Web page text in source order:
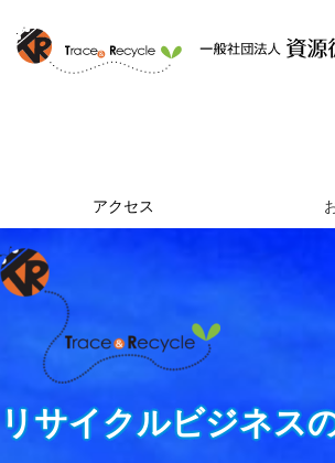
アクセス
リサイクルビジネス